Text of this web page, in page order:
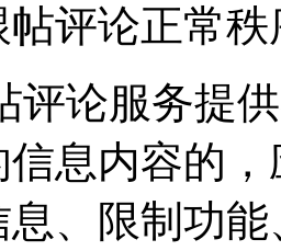
帖评论正常
评论服务提
息内容的
、限制功